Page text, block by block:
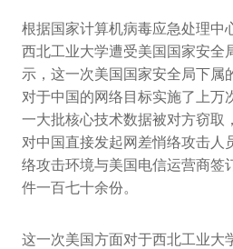
根据国家计算机病毒应急处理中
西北工业大学遭受美国国家安全
示，这一次美国国家安全局下属
对于中国的网络目标实施了上万
一大批核心技术数据被对方窃取
对中国直接发起网差悄络攻击人
络攻击环境与美国电信运营商签
件一百七十余份。
这一次美国方面对于西北工业大